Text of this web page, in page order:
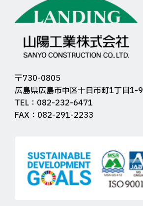
〒730-0805
広島県広島市中区十日市町1丁目1-9
TEL：082-232-6471
FAX：082-291-2233